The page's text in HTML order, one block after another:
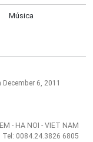
Música
6, 2011
- HA NOI - VIET NAM
Tel: 0084.24.3826 6805